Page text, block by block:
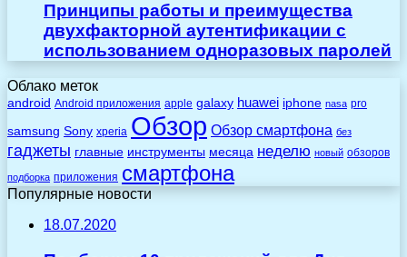
Принципы работы и преимущества
двухфакторной аутентификации с
использованием одноразовых паролей
Облако меток
android Android приложения apple galaxy huawei iphone nasa pro
samsung Sony xperia Обзор Обзор смартфона без
гаджеты главные инструменты месяца неделю новый обзоров
подборка приложения смартфона
Популярные новости
18.07.2020